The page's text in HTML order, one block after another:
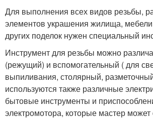
Для выполнения всех видов резьбы,
элементов украшения жилища,
других поделок нужен специальный
Инструмент для резьбы можно
(режущий) и вспомогательный ( для
выпиливания, столярный,
используются также различные
бытовые инструменты и
электромотора, которые мастер может